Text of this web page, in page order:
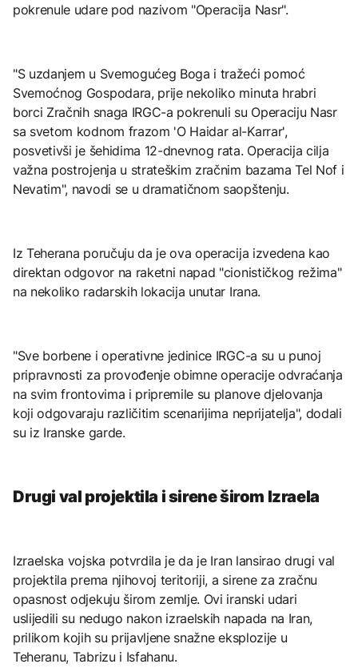
pokrenule udare pod nazivom "Operacija Nasr".
"S uzdanjem u Svemogućeg Boga i tražeći pomoć
Svemoćnog Gospodara, prije nekoliko minuta hrabri
borci Zračnih snaga IRGC-a pokrenuli su Operaciju Nasr
sa svetom kodnom frazom 'O Haidar al-Karrar',
posvetivši je šehidima 12-dnevnog rata. Operacija cilja
važna postrojenja u strateškim zračnim bazama Tel Nof i
Nevatim", navodi se u dramatičnom saopštenju.
Iz Teherana poručuju da je ova operacija izvedena kao
direktan odgovor na raketni napad "cionističkog režima"
na nekoliko radarskih lokacija unutar Irana.
"Sve borbene i operativne jedinice IRGC-a su u punoj
pripravnosti za provođenje obimne operacije odvraćanja
na svim frontovima i pripremile su planove djelovanja
koji odgovaraju različitim scenarijima neprijatelja", dodali
su iz Iranske garde.
Drugi val projektila i sirene širom Izraela
Izraelska vojska potvrdila je da je Iran lansirao drugi val
projektila prema njihovoj teritoriji, a sirene za zračnu
opasnost odjekuju širom zemlje. Ovi iranski udari
uslijedili su nedugo nakon izraelskih napada na Iran,
prilikom kojih su prijavljene snažne eksplozije u
Teheranu, Tabrizu i Isfahanu.